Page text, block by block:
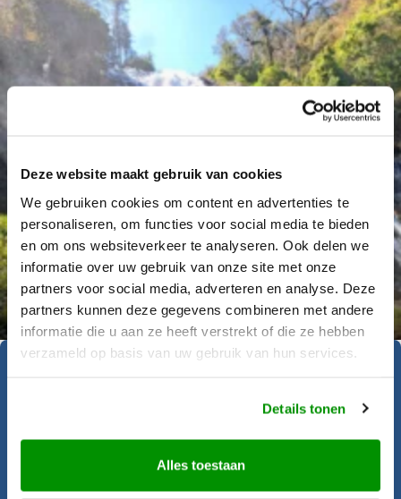
Deze website maakt gebruik van cookies
We gebruiken cookies om content en advertenties te
personaliseren, om functies voor social media te bieden
en om ons websiteverkeer te analyseren. Ook delen we
informatie over uw gebruik van onze site met onze
partners voor social media, adverteren en analyse. Deze
partners kunnen deze gegevens combineren met andere
informatie die u aan ze heeft verstrekt of die ze hebben
verzameld op basis van uw gebruik van hun services.
Details tonen
Alles toestaan
Déanne Wetzels